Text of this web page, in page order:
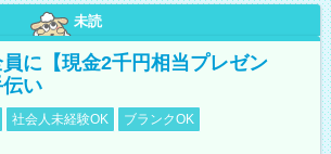
未読
に【現金2千円相当プレゼン
伝い
社会人未経験OK
ブランクOK